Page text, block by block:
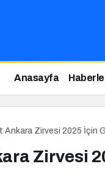
Anasayfa
Zirvesi 2025 İçin
Zirvesi